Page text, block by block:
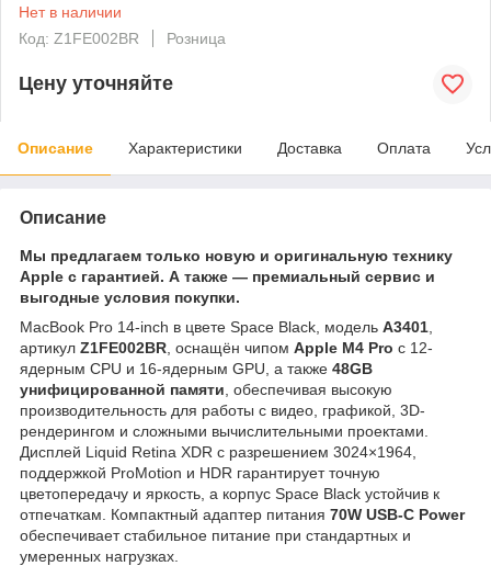
Нет в наличии
Код: Z1FE002BR
Розница
Цену уточняйте
Описание Характеристики Доставка Оплата
Описание
Мы предлагаем только новую и оригинальную технику
Apple с гарантией. А также — премиальный сервис и
выгодные условия покупки.
MacBook Pro 14-inch в цвете Space Black, модель A3401
артикул Z1FE002BR , оснащён чипом Apple M4 Pro с 12-
ядерным CPU и 16-ядерным GPU, а также 48GB
унифицированной памяти , обеспечивая высокую
производительность для работы с видео, графикой, 3D-
рендерингом и сложными вычислительными проектами.
Дисплей Liquid Retina XDR с разрешением 3024×1964,
поддержкой ProMotion и HDR гарантирует точную
цветопередачу и яркость, а корпус Space Black устойчив к
отпечаткам. Компактный адаптер питания 70W USB-C Power
обеспечивает стабильное питание при стандартных и
умеренных нагрузках.